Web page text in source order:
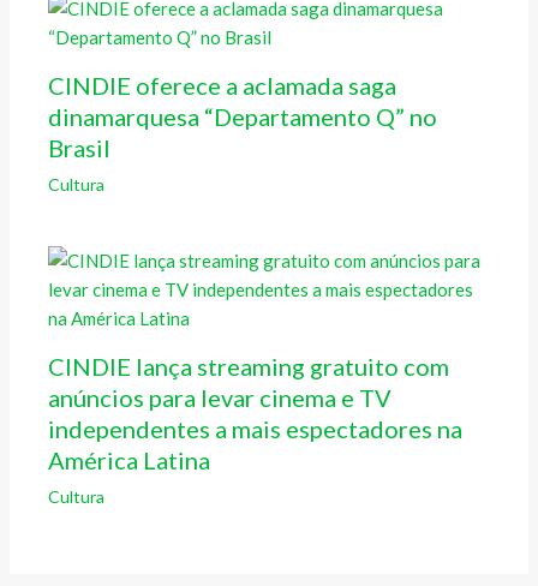
CINDIE oferece a aclamada saga
dinamarquesa “Departamento Q” no
Brasil
Cultura
CINDIE lança streaming gratuito com
anúncios para levar cinema e TV
independentes a mais espectadores na
América Latina
Cultura